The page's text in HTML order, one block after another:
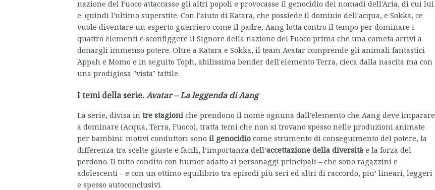
nazione del Fuoco attaccasse gli altri popoli e provocasse il genocidio dei nomadi dell'Aria, di cui lui
e' quindi l'ultimo superstite. Con l'aiuto di Katara, che possiede il dominio dell'acqua, e Sokka, ce
vuole diventare un esperto guerriero come il padre, Aang lotta contro il tempo per dominare i
quattro elementi e sconfiggere il Signore della nazione del Fuoco prima che una cometa arrivi a
donargli immenso potere. Oltre a Katara e Sokka, il team Avatar comprende gli animali fantastici
Appah e Momo e in seguito Toph, abilissima bender dell'elemento Terra, cieca dalla nascita ma con
una prodigiosa "vista" tattile.
I temi della serie.Avatar – La leggenda di Aang
La serie, divisa in tre stagioniche prendono il nome ognuna dall’elemento che Aang deve imparare
a dominare (Acqua, Terra, Fuoco), tratta temi che non si trovano spesso nelle produzioni animate
per bambini: motivi conduttori sono il genocidiocome strumento di conseguimento del potere, la
differenza tra scelte giuste e facili, l’importanza dell’accettazione della diversitàe la forza del
perdono. Il tutto condito con humor adatto ai personaggi principali – che sono ragazzini e
adolescenti – e con un ottimo equilibrio tra episodi più seri ed altri di raccordo, piu’ lineari, leggeri
e spesso autoconclusivi.